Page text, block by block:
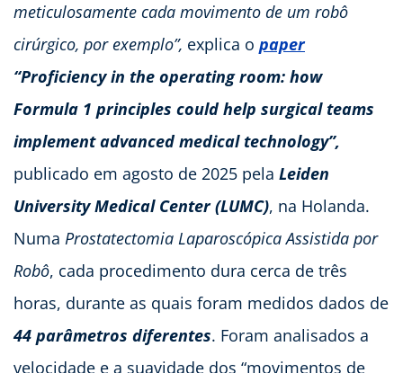
meticulosamente cada movimento de um robô
cirúrgico, por exemplo”, explica o paper
“Proficiency in the operating room: how
Formula 1 principles could help surgical teams
implement advanced medical technology”,
publicado em agosto de 2025 pela Leiden
University Medical Center (LUMC), na Holanda.
Numa Prostatectomia Laparoscópica Assistida por
Robô, cada procedimento dura cerca de três
horas, durante as quais foram medidos dados de
44 parâmetros diferentes. Foram analisados a
velocidade e a suavidade dos “movimentos de